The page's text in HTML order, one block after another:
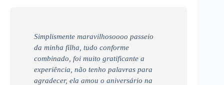
Simplismente maravilhosoooo passeio
da minha filha, tudo conforme
combinado, foi muito gratificante a
experiência, não tenho palavras para
agradecer, ela amou o aniversário na